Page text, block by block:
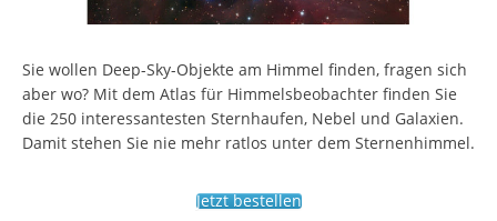
Sie wollen Deep-Sky-Objekte am Himmel finden, fragen sich
aber wo? Mit dem Atlas für Himmelsbeobachter finden Sie
die 250 interessantesten Sternhaufen, Nebel und Galaxien.
Damit stehen Sie nie mehr ratlos unter dem Sternenhimmel.
Jetzt bestellen